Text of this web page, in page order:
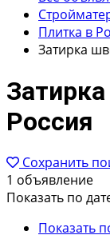
Плитка в
Затирка
Россия
Сохранить
1 объявление
Показать по
Показать